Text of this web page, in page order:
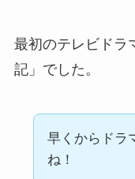
最初のテレビドラ
記」でした。
早くからドラ
ね！